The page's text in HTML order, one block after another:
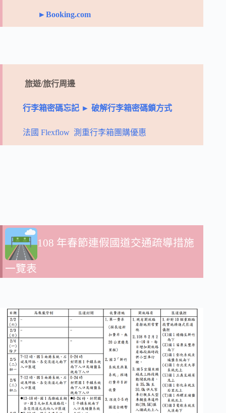
►Booking.com
旅遊/旅行周邊
行李箱密碼忘記 ► 破解行李箱密碼鎖方式
法國 Flexflow 測重行李箱團購優惠
108 年春節連假國道交通疏導措施
一覽表